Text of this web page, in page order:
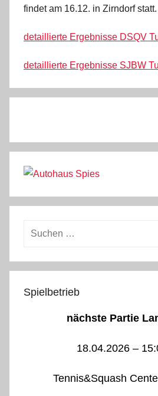
findet am 16.12. in Zirndorf statt.
detaillierte Ergebnisse DSQV
detaillierte Ergebnisse SJBW
Suchen
Spielbetrieb
nächste Partie
18.04.2026 –
Tennis&Squash